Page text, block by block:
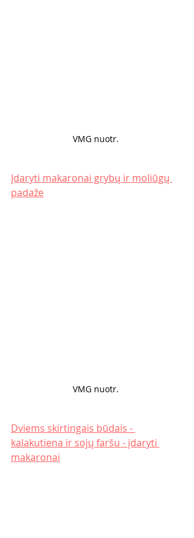
VMG nuotr.
Įdaryti makaronai grybų ir moliūgų
padaže
VMG nuotr.
Dviems skirtingais būdais -
kalakutiena ir sojų faršu - įdaryti
makaronai